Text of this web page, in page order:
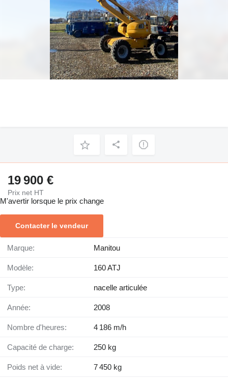
19 900 €
Prix net HT
M'avertir lorsque le prix change
Contacter le vendeur
Marque: Manitou
Modèle: 160 ATJ
Type: nacelle articulée
Année: 2008
Nombre d'heures: 4 186 m/h
Capacité de charge: 250 kg
Poids net à vide: 7 450 kg